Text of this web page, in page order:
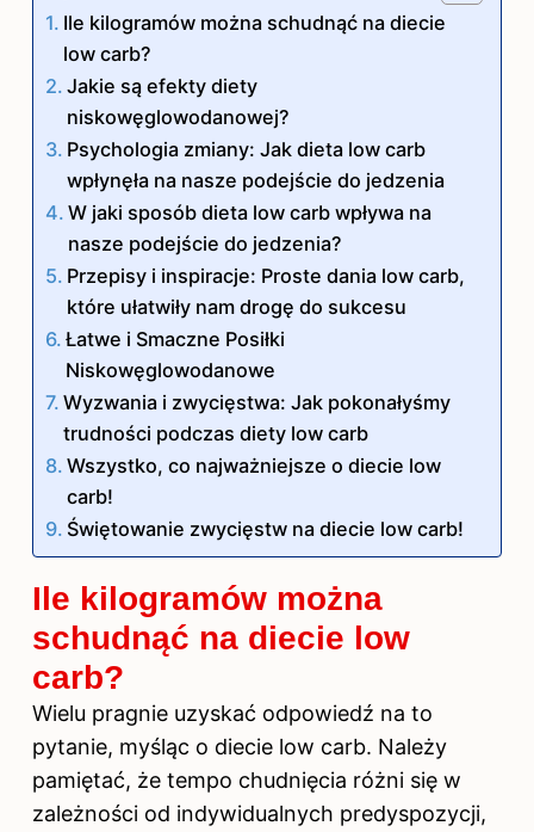
Ile kilogramów można schudnąć na diecie
low carb?
Jakie są efekty diety
niskowęglowodanowej?
Psychologia zmiany: Jak dieta low carb
wpłynęła na nasze podejście do jedzenia
W jaki sposób dieta low carb wpływa na
nasze podejście do jedzenia?
Przepisy i inspiracje: Proste dania low carb,
które ułatwiły nam drogę do sukcesu
Łatwe i Smaczne Posiłki
Niskowęglowodanowe
Wyzwania i zwycięstwa: Jak pokonałyśmy
trudności podczas diety low carb
Wszystko, co najważniejsze o diecie low
carb!
Świętowanie zwycięstw na diecie low carb!
Ile kilogramów można
schudnąć na diecie low
carb?
Wielu pragnie uzyskać odpowiedź na to
pytanie, myśląc o diecie low carb. Należy
pamiętać, że tempo chudnięcia różni się w
zależności od indywidualnych predyspozycji,